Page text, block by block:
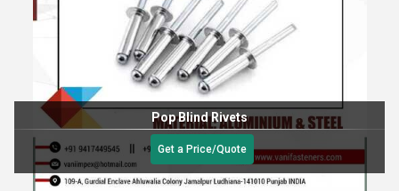
Pop Blind Rivets
Get a Price/Quote